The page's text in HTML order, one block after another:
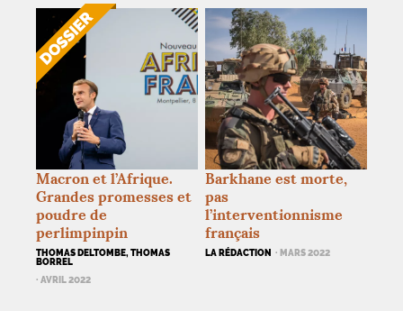
Macron et l’Afrique.
Grandes promesses et
poudre de
perlimpinpin
THOMAS DELTOMBE, THOMAS
BORREL
· AVRIL 2022
Barkhane est morte,
pas
l’interventionnisme
français
LA RÉDACTION · MARS 2022